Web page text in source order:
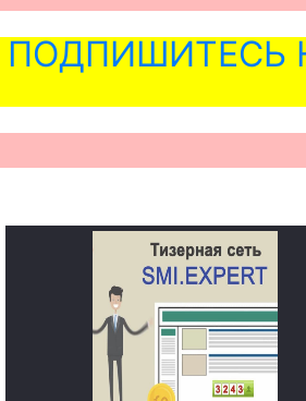
ПОДПИШИТЕСЬ